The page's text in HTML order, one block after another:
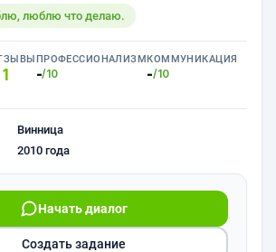
люблю что делаю.
1
ПРОФЕССИОНАЛИЗМ
-/10
КОММУНИКАЦИЯ
-/10
Винница
2010 года
Начать диалог
Создать задание